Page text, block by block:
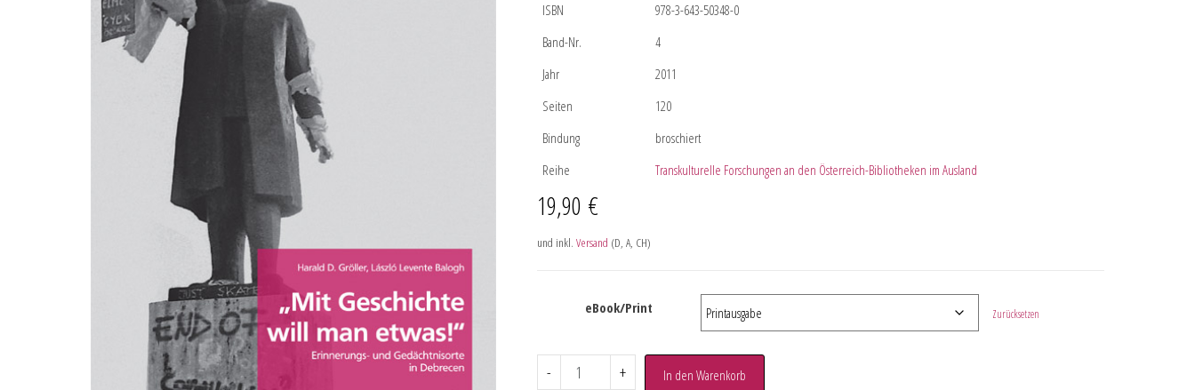
ISBN
978-3-643-50348-0
Band-Nr.
4
Jahr
2011
Seiten
120
Bindung
broschiert
Reihe
Transkulturelle Forschungen an den Österreich-Bibliotheken im Ausland
19,90 €
und inkl. Versand (D, A, CH)
eBook/Print Zurücksetzen
- + In den Warenkorb